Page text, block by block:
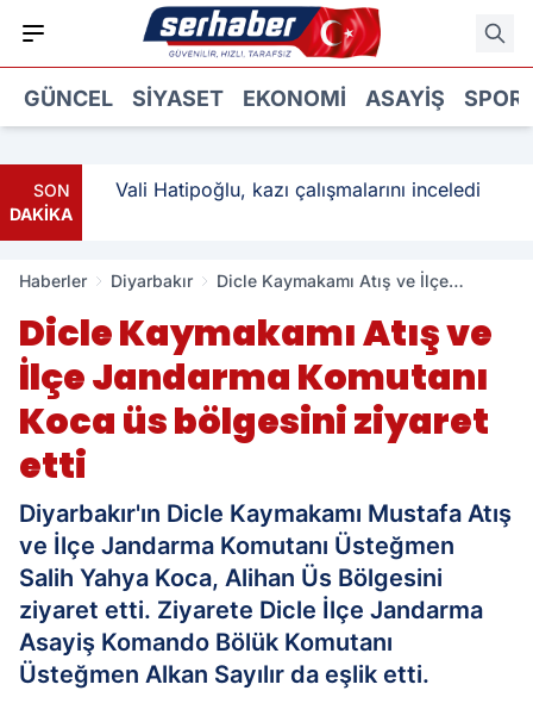
GÜNCEL SIYASET EKONOMI ASAYIŞ SPOR
SON
DAKİKA
Vali Hatipoğlu, kazı çalışmalarını inceledi
Haberler Diyarbakır
Dicle Kaymakamı Atış ve İlçe
bölgesini ziyaret etti
Dicle Kaymakamı Atış ve
İlçe Jandarma Komutanı
Koca üs bölgesini ziyaret
etti
Diyarbakır'ın Dicle Kaymakamı Mustafa Atış
ve İlçe Jandarma Komutanı Üsteğmen
Salih Yahya Koca, Alihan Üs Bölgesini
ziyaret etti. Ziyarete Dicle İlçe Jandarma
Asayiş Komando Bölük Komutanı
Üsteğmen Alkan Sayılır da eşlik etti.